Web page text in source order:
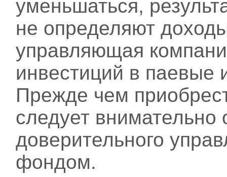
уменьшаться,
не определяют
управляющая
инвестиций в
Прежде чем
следует внимательно
доверительного
фондом.